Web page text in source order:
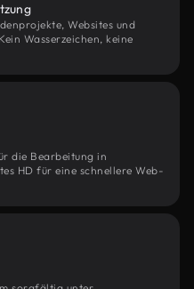
Websites und
Wasserzeichen, keine
die Bearbeitung in
HD für eine schnellere Web-